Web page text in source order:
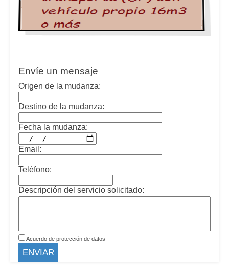
Envíe un mensaje
Origen de la mudanza:
Destino de la mudanza:
Fecha la mudanza:
Email:
Teléfono:
Descripción del servicio solicitado:
Acuerdo de protección de datos